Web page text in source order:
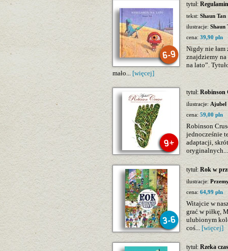
tytuł:
tekst: Shaun Tan
ilustracje: Shaun
cena: 39,90 pln
Nigdy nie łam
znajdziemy
na lato”.
mało... [więcej]
tytuł: Robinson
ilustracje: Ajubel
cena: 59,00 pln
Robinson
jednocześnie
adaptacji,
tytuł:Rok w
ilustracje:
cena: 64,99 pln
Witajcie w
grać w piłkę,
ulubionym
coś... [więcej]
tytuł: Rzeka